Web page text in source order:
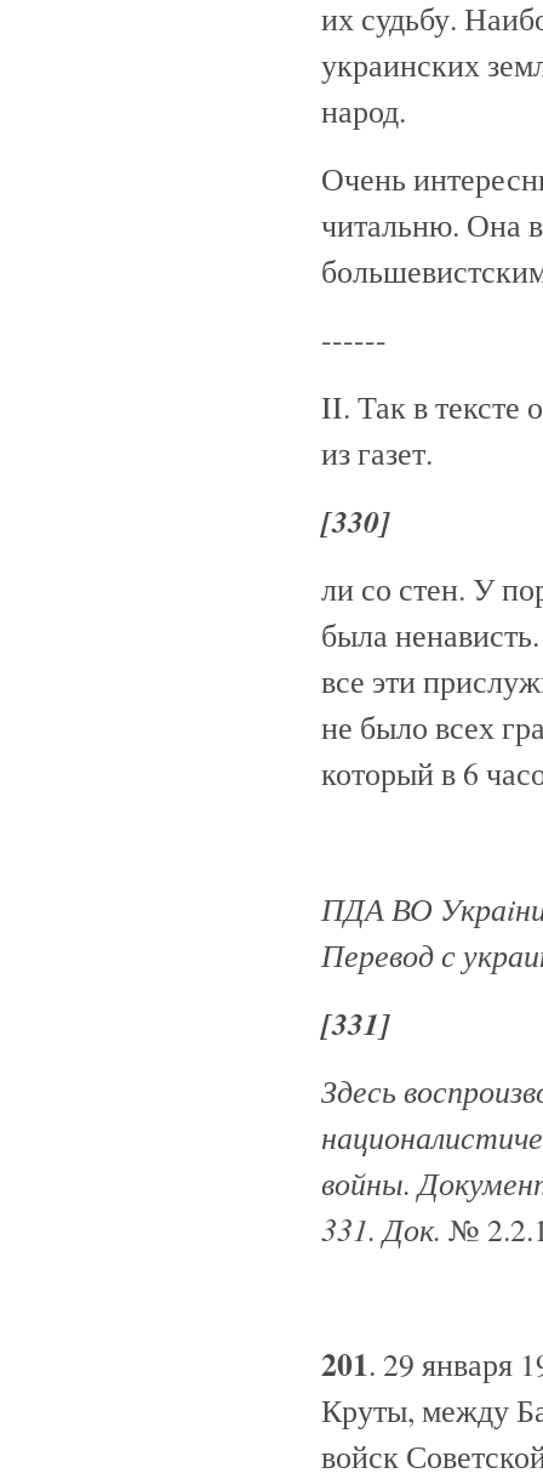
их судьбу.
украинских
народ.
Очень
читальню. Она
------
II. Так в тексте
из газет.
[330]
ли со стен. У
была
все эти
не было всех
который в 6
ПДА ВО
Перевод с
[331]
Здесь
войны.
331. Док. №
201. 29 января
Круты, между
войск